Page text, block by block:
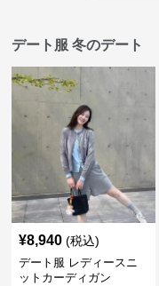
デート服 冬のデート
¥8,940 (税込)
デート服 レディースニ
ットカーディガン